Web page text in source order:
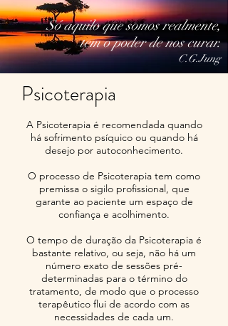
Só aquilo que somos realmente,
tem o poder de nos curar.
C.G.Jung
Psicoterapia
A Psicoterapia é recomendada quando
há sofrimento psíquico ou quando há
desejo por autoconhecimento.
O processo de Psicoterapia tem como
premissa o sigilo profissional, que
garante ao paciente um espaço de
confiança e acolhimento.
O tempo de duração da Psicoterapia é
bastante relativo, ou seja, não há um
número exato de sessões pré-
determinadas para o término do
tratamento, de modo que o processo
terapêutico flui de acordo com as
necessidades de cada um.